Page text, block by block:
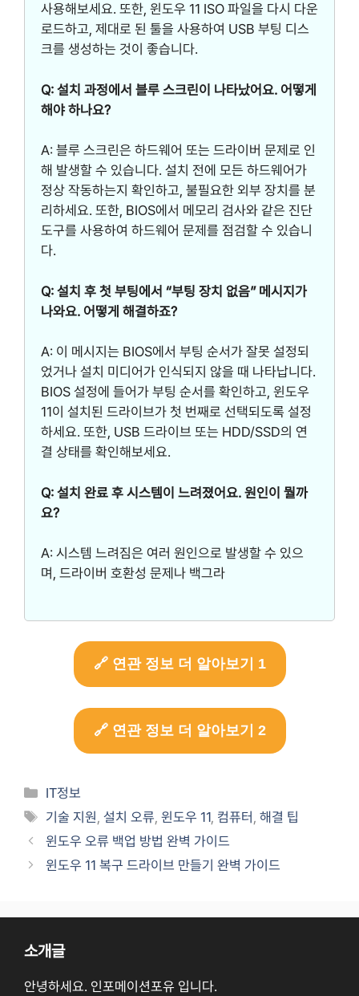
사용해보세요. 또한, 윈도우 11 ISO 파일을 다시 다운
로드하고, 제대로 된 툴을 사용하여 USB 부팅 디스
크를 생성하는 것이 좋습니다.
Q: 설치 과정에서 블루 스크린이 나타났어요. 어떻게
해야 하나요?
A: 블루 스크린은 하드웨어 또는 드라이버 문제로 인
해 발생할 수 있습니다. 설치 전에 모든 하드웨어가
정상 작동하는지 확인하고, 불필요한 외부 장치를 분
리하세요. 또한, BIOS에서 메모리 검사와 같은 진단
도구를 사용하여 하드웨어 문제를 점검할 수 있습니
다.
Q: 설치 후 첫 부팅에서 “부팅 장치 없음” 메시지가
나와요. 어떻게 해결하죠?
A: 이 메시지는 BIOS에서 부팅 순서가 잘못 설정되
었거나 설치 미디어가 인식되지 않을 때 나타납니다.
BIOS 설정에 들어가 부팅 순서를 확인하고, 윈도우
11이 설치된 드라이브가 첫 번째로 선택되도록 설정
하세요. 또한, USB 드라이브 또는 HDD/SSD의 연
결 상태를 확인해보세요.
Q: 설치 완료 후 시스템이 느려졌어요. 원인이 뭘까
요?
A: 시스템 느려짐은 여러 원인으로 발생할 수 있으
며, 드라이버 호환성 문제나 백그라
🔗 연관 정보 더 알아보기 1
🔗 연관 정보 더 알아보기 2
Categories
IT정보
Tags
기술 지원 ,설치 오류 ,윈도우 11 컴퓨터 ,해결 팁
윈도우 오류 백업 방법 완벽 가이드
윈도우 11 복구 드라이브 만들기 완벽 가이드
소개글
안녕하세요. 인포메이션포유 입니다.